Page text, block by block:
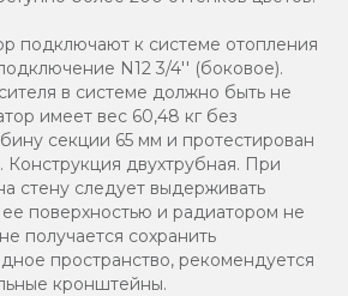
подключают к системе отопления
N12 3/4'' (боковое).
в системе должно быть не
имеет вес 60,48 кг без
секции 65 мм и протестирован
Конструкция двухтрубная. При
стену следует выдерживать
поверхностью и радиатором не
получается сохранить
пространство, рекомендуется
кронштейны.